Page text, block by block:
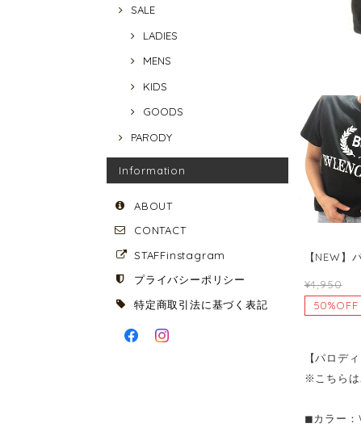
SALE
LADIES
MENS
KIDS
GOODS
PARODY
Information
ABOUT
CONTACT
STAFFinstagram
プライバシーポリシー
特定商取引法に基づく表記
【NEW】
¥4,950
50%OFF
【パロデ
※こちらは
◼︎カラー：